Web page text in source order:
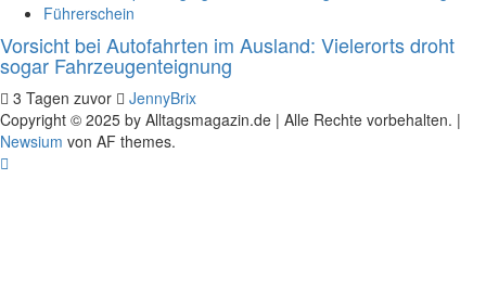
Führerschein
Vorsicht bei Autofahrten im Ausland: Vielerorts droht
sogar Fahrzeugenteignung
3 Tagen zuvor
JennyBrix
Copyright © 2025 by Alltagsmagazin.de | Alle Rechte vorbehalten. |
Newsium von AF themes.